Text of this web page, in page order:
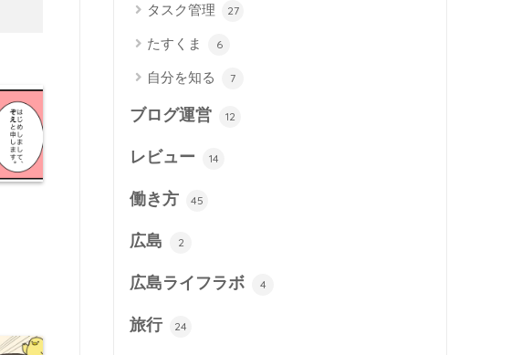
タスク管理 27
たすくま 6
自分を知る 7
ブログ運営 12
レビュー 14
働き方 45
広島 2
広島ライフラボ 4
旅行 24